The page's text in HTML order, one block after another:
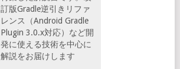
訂版Gradle逆引きリファ
レンス（Android Gradle
Plugin 3.0.x対応）など開
発に使える技術を中心に
解説をお届けします